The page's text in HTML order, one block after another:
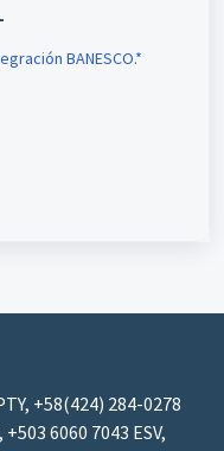
BANESCO.*
+58(424) 284-0278
6060 7043‬ ESV,